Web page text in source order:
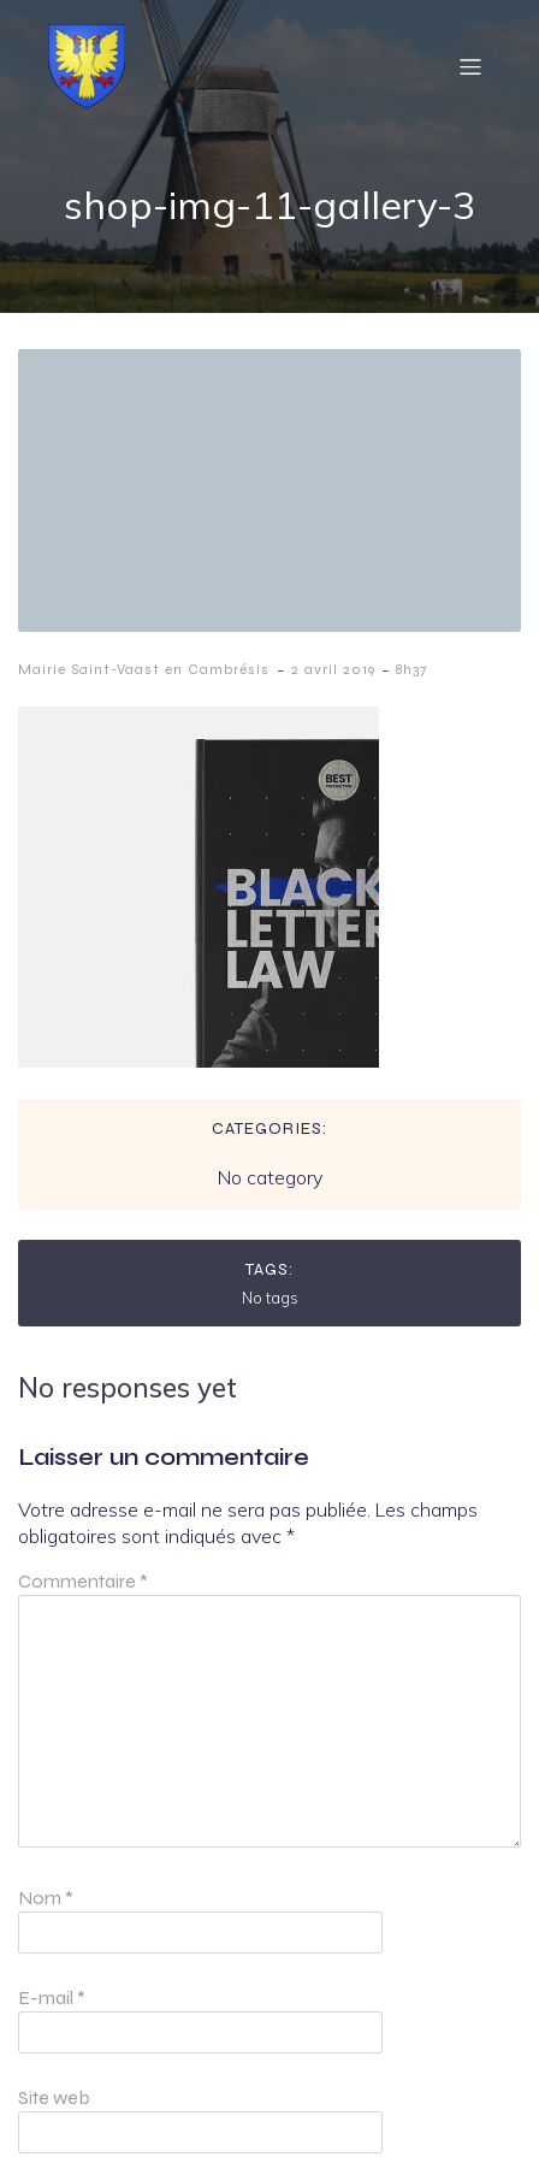
shop-img-11-gallery-3
Mairie Saint-Vaast en Cambrésis - 2 avril 2019 - 8h37
CATEGORIES:
No category
TAGS:
No tags
No responses yet
Laisser un commentaire
Votre adresse e-mail ne sera pas publiée. Les champs
obligatoires sont indiqués avec *
Commentaire *
Nom *
E-mail *
Site web